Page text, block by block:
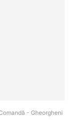
- Gheorgheni